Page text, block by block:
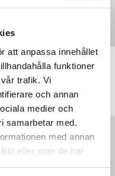
att anpassa innehållet
funktioner
trafik. Vi
och annan
medier och
samarbetar med.
med annan
eller som de har
tjänster.
Oversize Hoodie Dark Blue
Normaalihinta
89 €